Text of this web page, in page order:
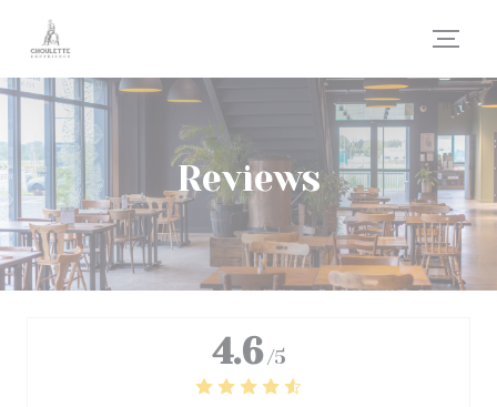
Cookies beheer paneel
Reviews
4.6 /5